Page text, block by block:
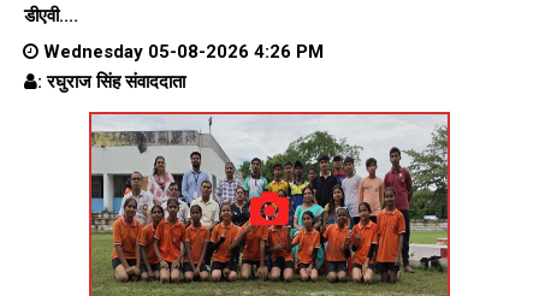
डीएवी....
Wednesday 05-08-2026 4:26 PM
: रघुराज सिंह संवाददाता